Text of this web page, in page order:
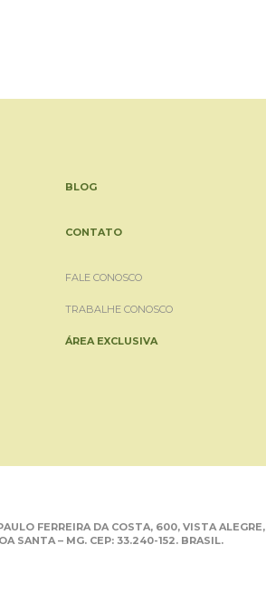
BLOG
CONTATO
FALE CONOSCO
TRABALHE CONOSCO
ÁREA EXCLUSIVA
FERREIRA DA COSTA, 600, VISTA ALEGRE,
SANTA – MG. CEP: 33.240-152. BRASIL.